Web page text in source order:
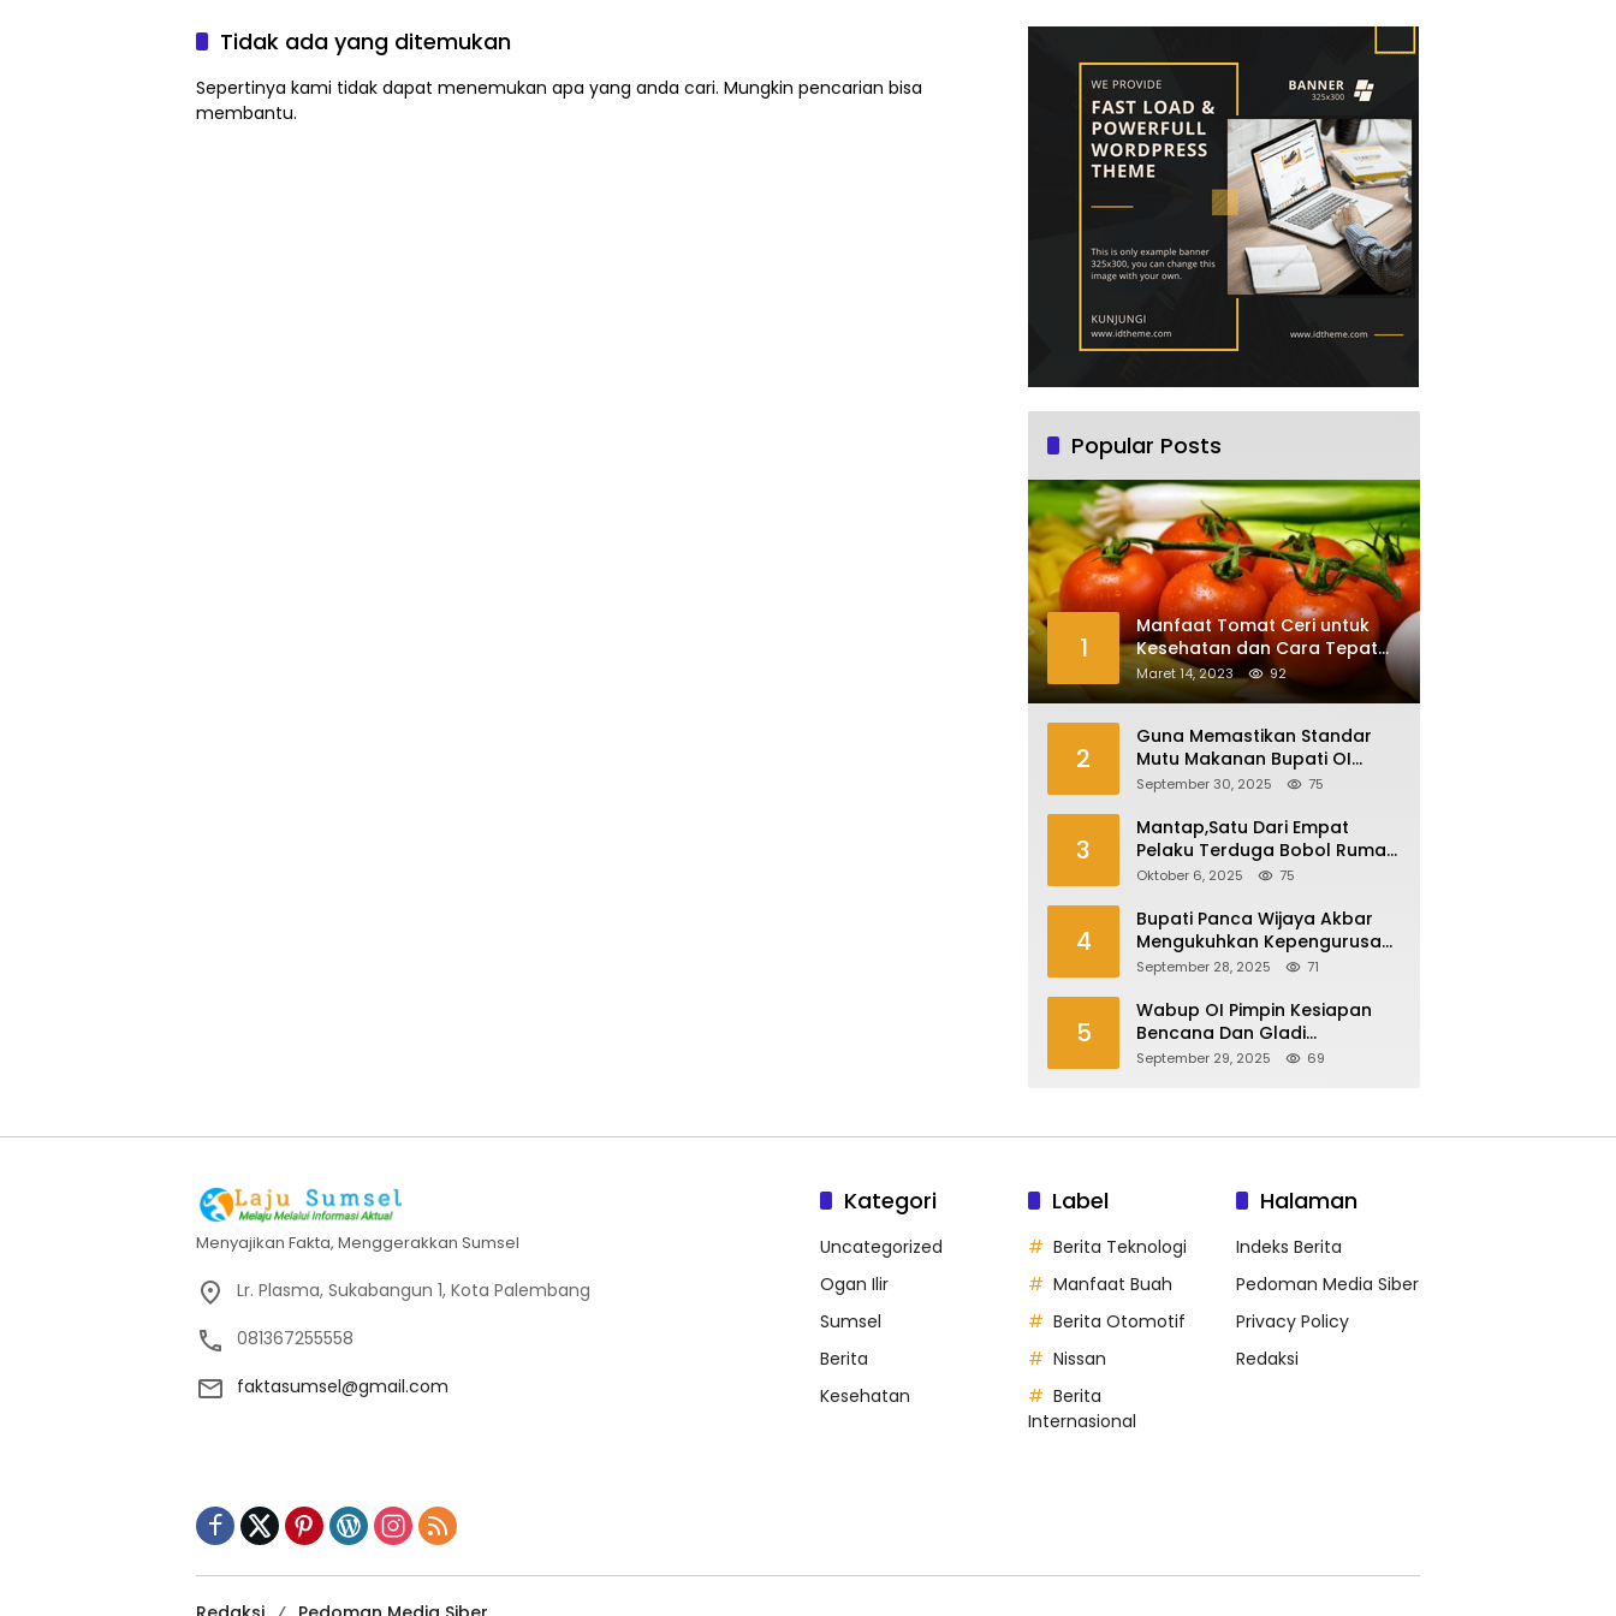
Tidak ada yang ditemukan
Sepertinya kami tidak dapat menemukan apa yang anda cari. Mungkin pencarian bisa
membantu.
Popular Posts
1
Manfaat Tomat Ceri untuk
Kesehatan dan Cara Tepat
Mengonsumsinya
Maret 14, 2023 92
2
Guna Memastikan Standar
Mutu Makanan Bupati OI
Sidak Dapur MBG
September 30, 2025 75
3
Mantap,Satu Dari Empat
Pelaku Terduga Bobol Rumah
Di Plaju Ditangkap
Oktober 6, 2025 75
4
Bupati Panca Wijaya Akbar
Mengukuhkan Kepengurusan
Forum Komunikasi Kepala
Periode 2025-2027
September 28, 2025 71
5
Wabup OI Pimpin Kesiapan
Bencana Dan Gladi
Kesiapsiagaan Bencana Asap
September 29, 2025 69
Menyajikan Fakta, Menggerakkan Sumsel
Lr. Plasma, Sukabangun 1, Kota Palembang
081367255558
faktasumsel@gmail.com
Kategori
Uncategorized
Ogan Ilir
Sumsel
Berita
Kesehatan
Label
Berita Teknologi
Manfaat Buah
Berita Otomotif
Nissan
Berita
Internasional
Halaman
Indeks Berita
Pedoman Media Siber
Privacy Policy
Redaksi